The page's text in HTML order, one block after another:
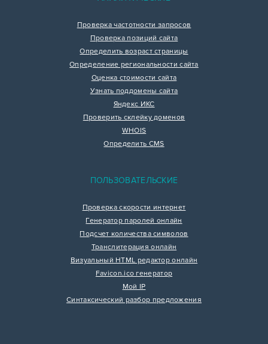
Проверка частотности запросов
Проверка позиций сайта
Определить возраст страницы
Определение региональности сайта
Оценка стоимости сайта
Узнать поддомены сайта
Яндекс ИКС
Проверить склейку доменов
WHOIS
Определить CMS
ПОЛЬЗОВАТЕЛЬСКИЕ
Проверка скорости интернет
Генератор паролей онлайн
Подсчет количества символов
Транслитерация онлайн
Визуальный HTML редактор онлайн
Favicon.ico генератор
Мой IP
Синтаксический разбор предложения